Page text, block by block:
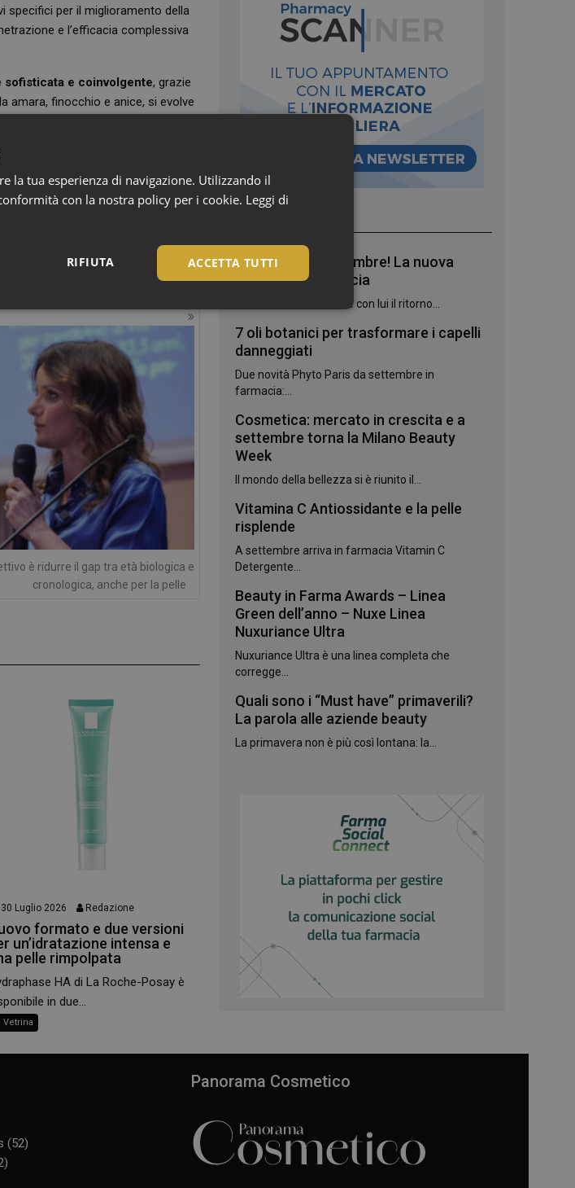
specifici per il miglioramento della
e l’efficacia complessiva
e coinvolgente, grazie
amara, finocchio e anice, si evolve
di ambra grigia, sandalo, vaniglia,
di benessere e piacere.
praticità e sensorialità
di un trattamento corpo antietà
le nuove abitudini di
è ridurre il gap tra età biologica e
cronologica, anche per la pelle
30 Luglio 2026 Redazione
formato e due versioni
un’idratazione intensa e
pelle rimpolpata
HA di La Roche-Posay è
in due...
Vetrina
I più letti
Bentornato, settembre! La nuova
stagione in farmacia
Settembre è arrivato, e con lui il ritorno...
7 oli botanici per trasformare i capelli
danneggiati
Due novità Phyto Paris da settembre in
farmacia:...
Cosmetica: mercato in crescita e a
settembre torna la Milano Beauty
Week
Il mondo della bellezza si è riunito il...
Vitamina C Antiossidante e la pelle
risplende
A settembre arriva in farmacia Vitamin C
Detergente...
Beauty in Farma Awards – Linea
Green dell’anno – Nuxe Linea
Nuxuriance Ultra
Nuxuriance Ultra è una linea completa che
corregge...
Quali sono i “Must have” primaverili?
La parola alle aziende beauty
La primavera non è più così lontana: la...
(52)
Panorama Cosmetico
la tua esperienza di navigazione. Utilizzando il
con la nostra policy per i cookie. Leggi di
ACCETTA TUTTI
RIFIUTA
Necessari
Necessari
abilitandone funzionalità di base quali la navigazione sulle pagine
di funzionare correttamente senza questi cookie.
SCADENZA
DESCRIZIONE
Sessione
Cookie generato da applicazioni basate sul linguaggio
PHP. Si tratta di un identificatore generico utilizzato per
mantenere le variabili di sessione utente. Normalmente
è un numero generato in modo casuale, il modo in cui
viene utilizzato può essere specifico per il sito, ma un
buon esempio è mantenere uno stato di accesso per un
utente tra le pagine.
Questo nome di cookie è associato a Google Universal
Analytics, che è un aggiornamento significativo del
servizio di analisi più comunemente utilizzato da
utenti unici assegnando un numero generato in modo
casuale come identificatore del cliente. È incluso in ogni
richiesta di pagina in un sito e utilizzato per calcolare i
analisi dei siti.
Questo cookie viene utilizzato da Google Analytics per
mantenere lo stato della sessione.
cookie dei visitatori. È necessario che il banner dei